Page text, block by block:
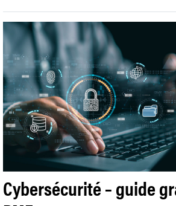
Cybersécurité – guide